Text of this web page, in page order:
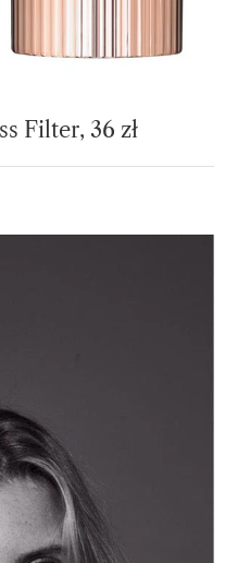
Filter, 36 zł